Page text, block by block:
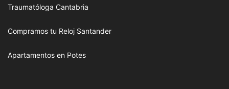
Traumatóloga Cantabria
Compramos tu Reloj Santander
Apartamentos en Potes